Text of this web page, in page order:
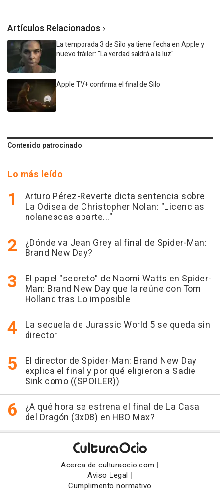
Artículos Relacionados
La temporada 3 de Silo ya tiene fecha en Apple y
nuevo tráiler: "La verdad saldrá a la luz"
Apple TV+ confirma el final de Silo
Contenido patrocinado
Lo más leído
Arturo Pérez-Reverte dicta sentencia sobre
La Odisea de Christopher Nolan: "Licencias
nolanescas aparte..."
¿Dónde va Jean Grey al final de Spider-Man:
Brand New Day?
El papel "secreto" de Naomi Watts en Spider-
Man: Brand New Day que la reúne con Tom
Holland tras Lo imposible
La secuela de Jurassic World 5 se queda sin
director
El director de Spider-Man: Brand New Day
explica el final y por qué eligieron a Sadie
Sink como ((SPOILER))
¿A qué hora se estrena el final de La Casa
del Dragón (3x08) en HBO Max?
Acerca de culturaocio.com |
Aviso Legal |
Cumplimento normativo